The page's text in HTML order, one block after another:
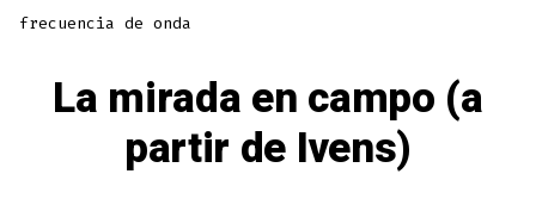
frecuencia de onda
La mirada en campo (a
partir de Ivens)